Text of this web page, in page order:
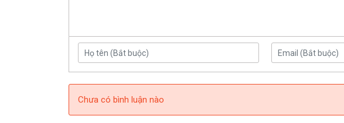
Chưa có bình luận nào